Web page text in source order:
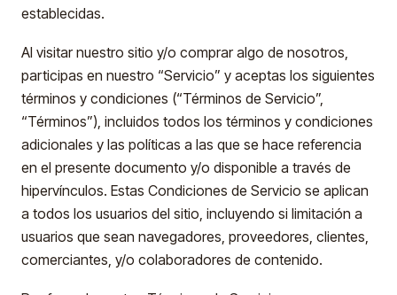
establecidas.
Al visitar nuestro sitio y/o comprar algo de nosotros,
participas en nuestro “Servicio” y aceptas los siguientes
términos y condiciones (“Términos de Servicio”,
“Términos”), incluidos todos los términos y condiciones
adicionales y las políticas a las que se hace referencia
en el presente documento y/o disponible a través de
hipervínculos. Estas Condiciones de Servicio se aplican
a todos los usuarios del sitio, incluyendo si limitación a
usuarios que sean navegadores, proveedores, clientes,
comerciantes, y/o colaboradores de contenido.